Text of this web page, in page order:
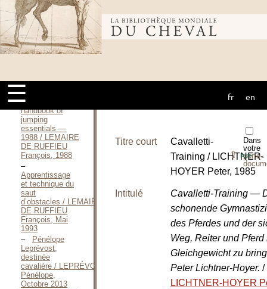
Bibliothèque
mondiale du
cheval
☰ fr en
Mémento du
Chef de
Piste / LECHEVALIER
Daniel, 1996
Mémento du
Chef de Piste et
Daniel, Octobre
1996
handbook of
jumping
essentials —
1988 / LEMAIRE
DE RUFFIEU
François, 1988
Apprentissage
et technique du
saut
d’obstacles / LEMAIRE
DE RUFFIEU
François, Mai
1993
Pénélope
Leprévost,
destinée
cavalière / LEPRÉVOST
Pénélope,
Octobre 2013
Dans
votre
porte-
⇪PDF
Titre court
Cavalletti-
Training / LICHTNER-
HOYER Peter, 1985
Intitulé
Cavalletti-Training —
schonende
des Pferdes und der
Weg, Reiter und Pferd
Gleichgewicht zu
Peter Lichtner-Hoyer. /
LICHTNER-HOYER